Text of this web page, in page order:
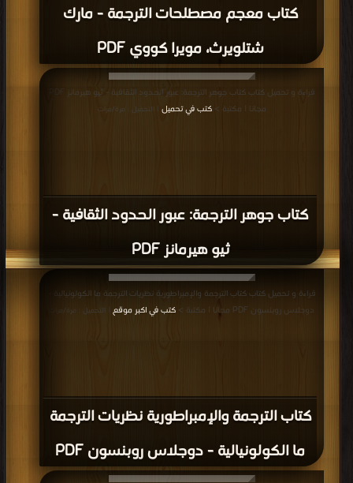
كتاب معجم مصطلحات الترجمة - مارك
شتلويرث، مويرا كووي PDF
كتاب جوهر الترجمة: عبور الحدود الثقافية -
ثيو هيرمانز PDF
قراءة و تحميل كتاب كتاب جوهر الترجمة: عبور الحدود الثقافية - ثيو هيرمانز PDF
مجانا | مكتبة >كتب في تحميل | التحميل : مرة/مرات
كتاب الترجمة والإمبراطورية نظريات الترجمة
ما الكولونيالية - دوجلاس روبنسون PDF
قراءة و تحميل كتاب كتاب الترجمة والإمبراطورية نظريات الترجمة ما الكولونيالية -
دوجلاس روبنسون PDF مجانا | مكتبة >
كتب في اكبر موقع | التحميل : مرة/مرات